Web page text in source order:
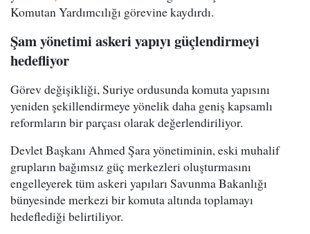
Komutan Yardımcılığı görevine kaydırdı.
Şam yönetimi askeri yapıyı güçlendirmeyi
hedefliyor
Görev değişikliği, Suriye ordusunda komuta yapısını
yeniden şekillendirmeye yönelik daha geniş kapsamlı
reformların bir parçası olarak değerlendiriliyor.
Devlet Başkanı Ahmed Şara yönetiminin, eski muhalif
grupların bağımsız güç merkezleri oluşturmasını
engelleyerek tüm askeri yapıları Savunma Bakanlığı
bünyesinde merkezi bir komuta altında toplamayı
hedeflediği belirtiliyor.